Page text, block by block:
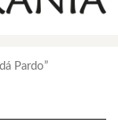
Pardo”